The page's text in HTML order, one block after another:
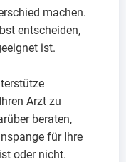
machen.
entscheiden,
ist.
Arzt zu
beraten,
für Ihre
oder nicht.